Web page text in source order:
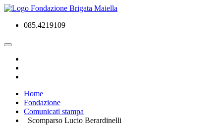
085.4219109
Home
Fondazione
Comunicati stampa
Scomparso Lucio Berardinelli